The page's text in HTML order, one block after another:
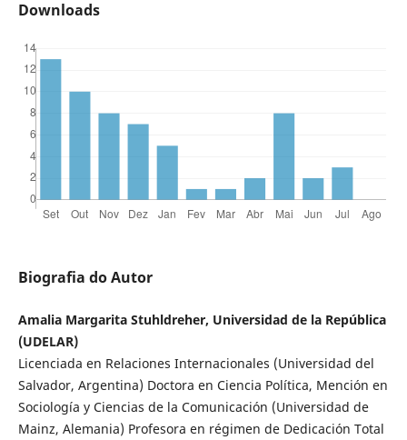
Downloads
Biografia do Autor
Amalia Margarita Stuhldreher, Universidad de la República
(UDELAR)
Licenciada en Relaciones Internacionales (Universidad del
Salvador, Argentina) Doctora en Ciencia Política, Mención en
Sociología y Ciencias de la Comunicación (Universidad de
Mainz, Alemania) Profesora en régimen de Dedicación Total